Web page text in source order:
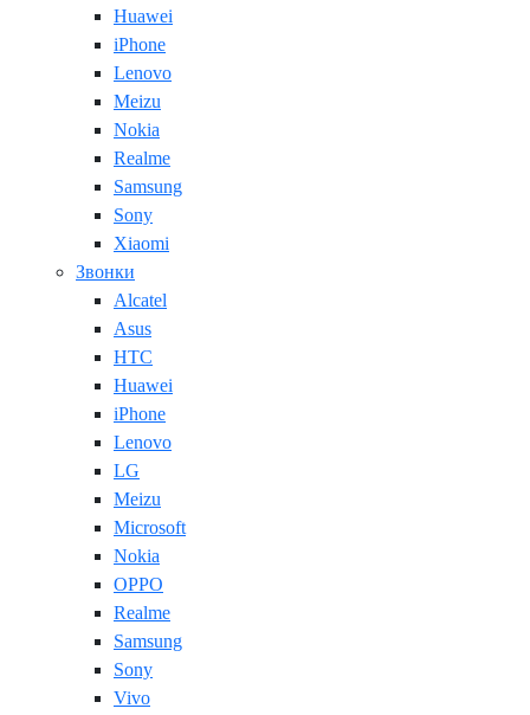
Huawei
iPhone
Lenovo
Meizu
Nokia
Realme
Samsung
Sony
Xiaomi
Звонки
Alcatel
Asus
HTC
Huawei
iPhone
Lenovo
LG
Meizu
Microsoft
Nokia
OPPO
Realme
Samsung
Sony
Vivo